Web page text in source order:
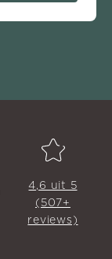
4,6 uit 5
(507+
reviews)